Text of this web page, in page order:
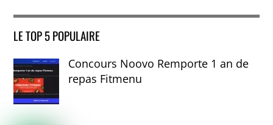
LE TOP 5 POPULAIRE
Concours Noovo Remporte 1 an de
repas Fitmenu